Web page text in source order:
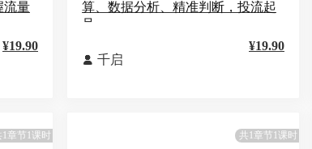
流量
¥19.90
算、数据分析、精准判断，投流起
号
 千启
¥19.90
1章节1课时 共1章节1课时